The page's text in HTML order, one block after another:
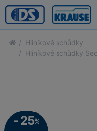
Hliníkové schůdky
Hliníkové schůdky
- 25%